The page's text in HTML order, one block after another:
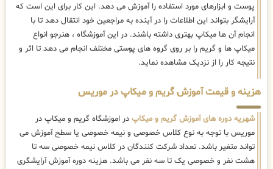
پوست و ابزارهای مورد استفاده را آموزش می دهد. این کار برای این است که
آرایشگر بتواند این اطلاعات را در آینده به مراجعین خود انتقال دهد تا با
انجام آن ها میکاپ بهتری داشته باشند. در این آموزشگاه ، هنرجو انواع
میکاپ ها و گریم را بر روی گروه های پوستی مختلف انجام می دهد تا اثر و
نتیجه کار را از نزدیک مشاهده نماید.
هزینه و قیمت آموزش گریم و میکاپ در موریس
شهریه دوره های آموزش گریم و میکاپ در اموزشگاه گریم و میکاپ در
موریس با توجه به نوع کلاس خصوصی و نیمه خصوصی یا سطح آموزش می
تواند متغیر باشد. تعداد شرکت کنندگان در کلاس نیمه خصوصی سه تا
هشت نفر و خصوصی یک تا سه نفر می باشد. هزینه دوره آموزش آرایشگری